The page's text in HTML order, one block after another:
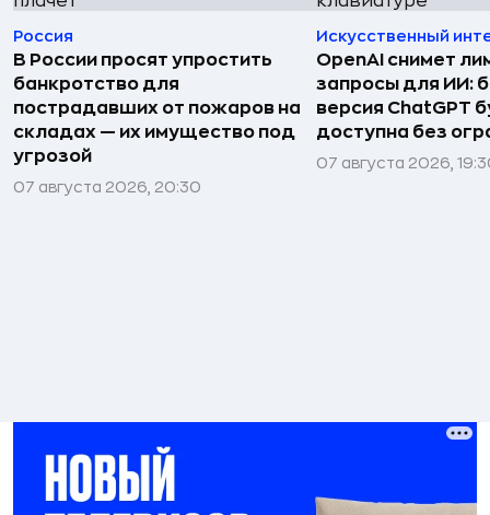
Россия
В России просят упростить
банкротство для
пострадавших от пожаров на
складах — их имущество под
угрозой
07 августа 2026, 20:30
Искусственный
OpenAI снимет
запросы для ИИ:
версия ChatGPT
доступна без
07 августа 2026,